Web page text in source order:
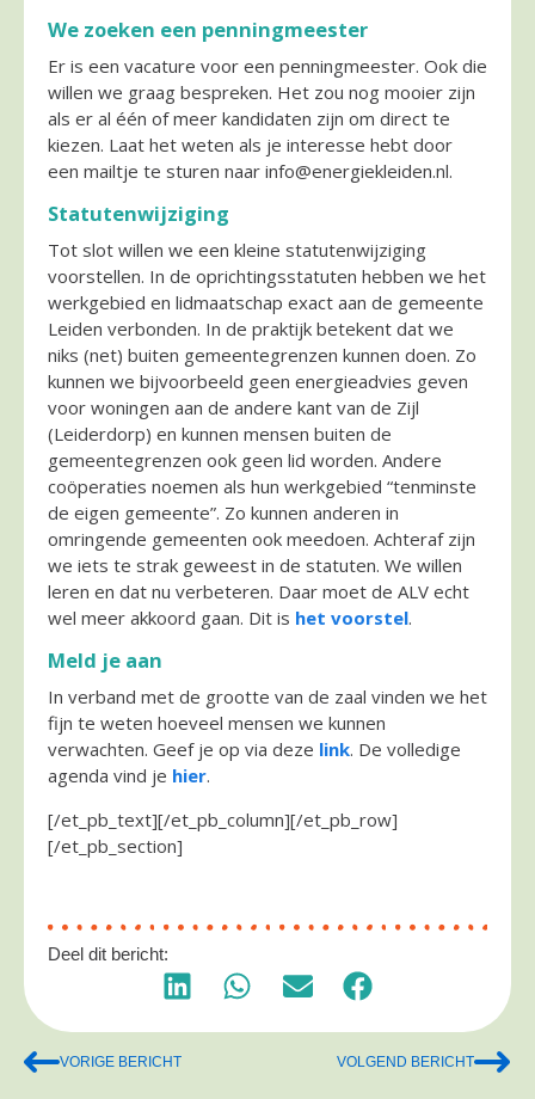
We zoeken een penningmeester
Er is een vacature voor een penningmeester. Ook die
willen we graag bespreken. Het zou nog mooier zijn
als er al één of meer kandidaten zijn om direct te
kiezen. Laat het weten als je interesse hebt door
een mailtje te sturen naar info@energiekleiden.nl.
Statutenwijziging
Tot slot willen we een kleine statutenwijziging
voorstellen. In de oprichtingsstatuten hebben we het
werkgebied en lidmaatschap exact aan de gemeente
Leiden verbonden. In de praktijk betekent dat we
niks (net) buiten gemeentegrenzen kunnen doen. Zo
kunnen we bijvoorbeeld geen energieadvies geven
voor woningen aan de andere kant van de Zijl
(Leiderdorp) en kunnen mensen buiten de
gemeentegrenzen ook geen lid worden. Andere
coöperaties noemen als hun werkgebied “tenminste
de eigen gemeente”. Zo kunnen anderen in
omringende gemeenten ook meedoen. Achteraf zijn
we iets te strak geweest in de statuten. We willen
leren en dat nu verbeteren. Daar moet de ALV echt
wel meer akkoord gaan. Dit is het voorstel.
Meld je aan
In verband met de grootte van de zaal vinden we het
fijn te weten hoeveel mensen we kunnen
verwachten. Geef je op via deze link. De volledige
agenda vind je hier.
[/et_pb_text][/et_pb_column][/et_pb_row]
[/et_pb_section]
Deel dit bericht:
VORIGE BERICHT VOLGEND BERICHT